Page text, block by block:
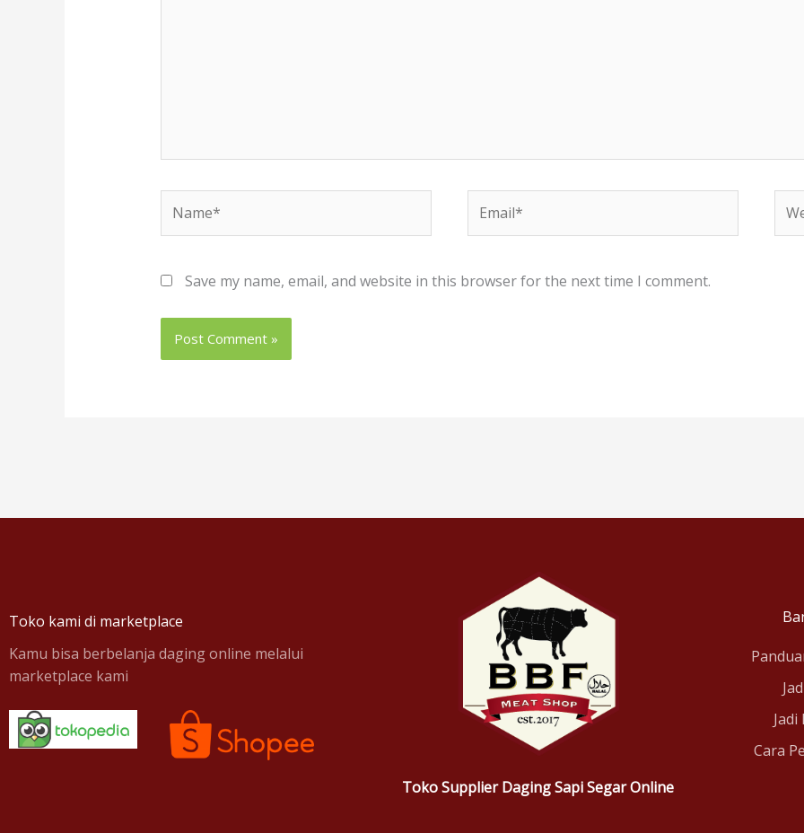
Save my name, email, and website in this browser for the next time I comment.
Toko kami di marketplace
Kamu bisa berbelanja daging online melalui
marketplace kami
Toko Supplier Daging Sapi Segar Online
Jadi
Cara